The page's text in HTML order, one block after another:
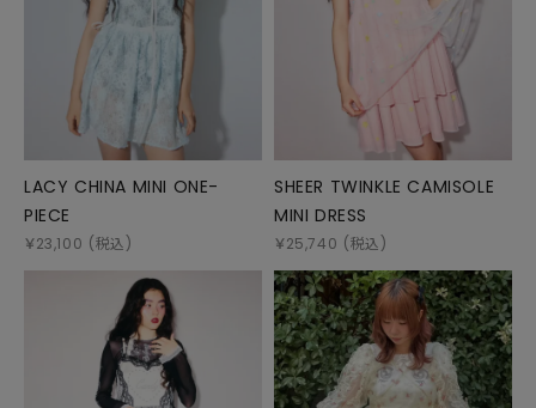
LACY CHINA MINI ONE-
PIECE
￥23,100 (税込)
SHEER TWINKLE CAMISOLE
MINI DRESS
￥25,740 (税込)